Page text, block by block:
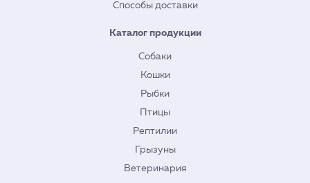
Способы доставки
Каталог продукции
Собаки
Кошки
Рыбки
Птицы
Рептилии
Грызуны
Ветеринария